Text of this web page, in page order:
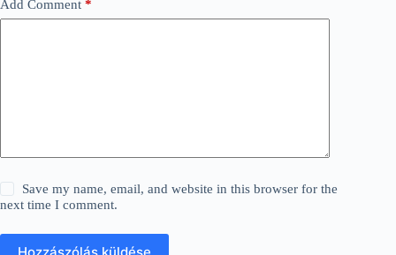
Add Comment *
Save my name, email, and website in this browser for the
next time I comment.